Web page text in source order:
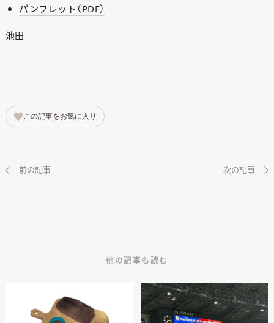
パンフレット（PDF）
池田
この記事をお気に入り
前の記事 次の記事
他の記事も読む